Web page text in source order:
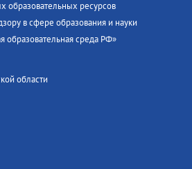
образовательных ресурсов
в сфере образования и науки
образовательная среда РФ»
области